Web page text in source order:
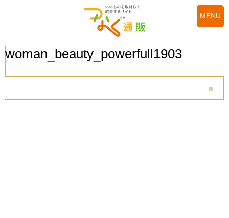
MENU
woman_beauty_powerfull1903